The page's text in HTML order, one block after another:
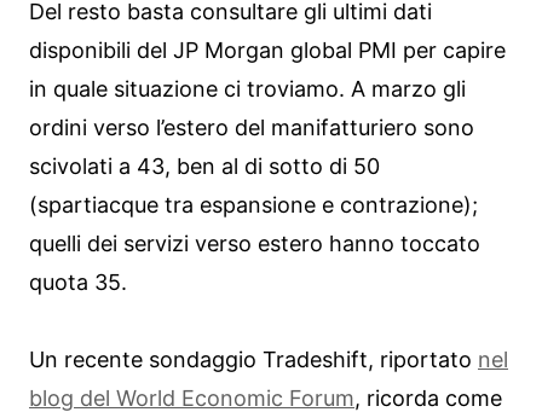
Del resto basta consultare gli ultimi dati
disponibili del JP Morgan global PMI per capire
in quale situazione ci troviamo. A marzo gli
ordini verso l’estero del manifatturiero sono
scivolati a 43, ben al di sotto di 50
(spartiacque tra espansione e contrazione);
quelli dei servizi verso estero hanno toccato
quota 35.
Un recente sondaggio Tradeshift, riportato nel
blog del World Economic Forum, ricorda come